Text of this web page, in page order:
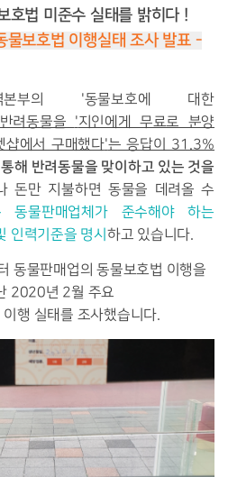
호법 미준수 실태를 밝히다 !
보호법 이행실태 조사 발표 -
본부의 '동물보호에 대한
반려동물을 '지인에게 무료로 분양
샵에서 구매했다'는 응답이 31.3%
해 반려동물을 맞이하고 있는 것을
돈만 지불하면 동물을 데려올 수
동물판매업체가 준수해야 하는
인력기준을 명시 하고 있습니다.
동물판매업의 동물보호법 이행을
2020년 2월 주요
이행 실태를 조사했습니다.